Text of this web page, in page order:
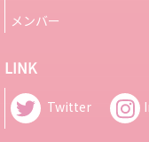
メンバー
LINK
Twitter